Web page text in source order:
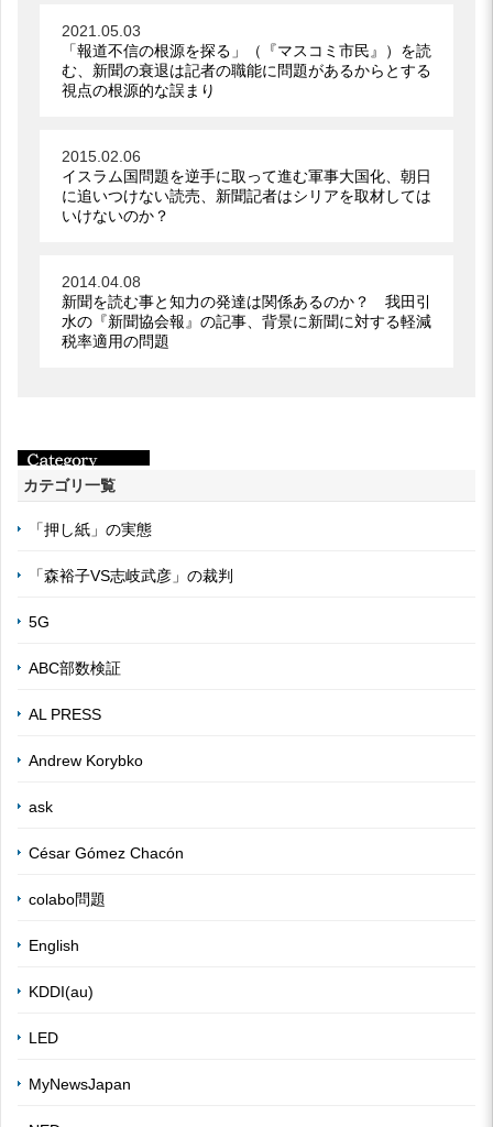
2021.05.03
「報道不信の根源を探る」（『マスコミ市民』）を読
む、新聞の衰退は記者の職能に問題があるからとする
視点の根源的な誤まり
2015.02.06
イスラム国問題を逆手に取って進む軍事大国化、朝日
に追いつけない読売、新聞記者はシリアを取材しては
いけないのか？
2014.04.08
新聞を読む事と知力の発達は関係あるのか？ 我田引
水の『新聞協会報』の記事、背景に新聞に対する軽減
税率適用の問題
カテゴリ一覧
「押し紙」の実態
「森裕子VS志岐武彦」の裁判
5G
ABC部数検証
AL PRESS
Andrew Korybko
ask
César Gómez Chacón
colabo問題
English
KDDI(au)
LED
MyNewsJapan